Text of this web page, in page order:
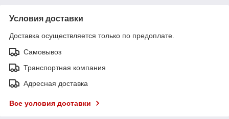
Условия доставки
Доставка осуществляется только по предоплате.
Самовывоз
Транспортная компания
Адресная доставка
Все условия доставки